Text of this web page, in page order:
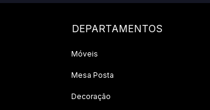
DEPARTAMENTOS
Móveis
Mesa Posta
Decoração